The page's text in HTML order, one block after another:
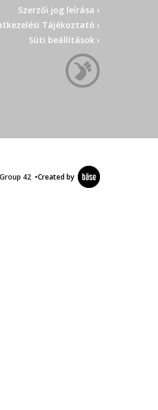
Szerzői jog leírása ›
Tájékoztató ›
Süti beállítások ›
42 •Created by